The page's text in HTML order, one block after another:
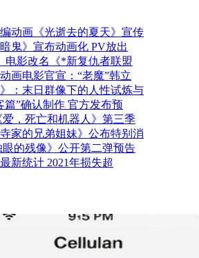
动画《光逝去的夏天》宣传
鬼》宣布动画化 PV放出
电影改名《*新复仇者联盟
画电影官宣：“老魔”韩立
：末日群像下的人性试炼与
篇”确认制作 官方发布预
，死亡和机器人》第三季
家的兄弟姐妹》公布特别消
眼的残像》公开第二弹预告
新统计 2021年损失超